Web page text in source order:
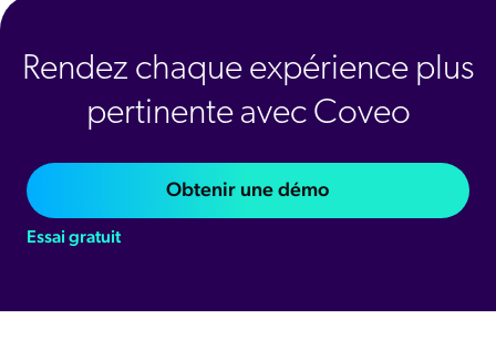
Rendez chaque expérience plus
pertinente avec Coveo
Obtenir une démo
Essai gratuit